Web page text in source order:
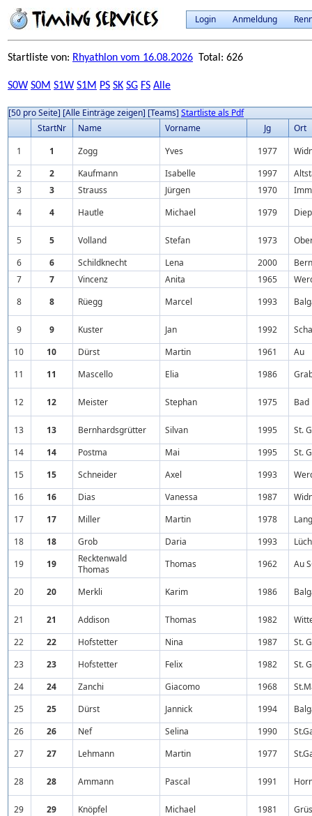
Login Anmeldung
Startliste von: Rhyathlon vom 16.08.2026 Total: 626
S0W S0M S1W S1M PS SK SG FS Alle
[50 pro Seite] [Alle Einträge zeigen] [Teams] Startliste als Pdf
StartNr
Name Vorname Jg
Ort
1
1 Zogg Yves 1977
2
2 Kaufmann Isabelle 1997
3
3 Strauss Jürgen 1970
4
4 Hautle Michael 1979
5 5 Volland Stefan 1973
6
6 Schildknecht Lena 2000
Bern
7
7 Vincenz Anita 1965
8
8 Rüegg Marcel 1993
9 9 Kuster Jan 1992
10
10 Dürst Martin 1961
Au
11
11 Mascello Elia 1986
12 12 Meister Stephan 1975 Bad
13 13 Bernhardsgrütter Silvan 1995
St.
14
14 Postma Mai 1995
St.
15
15 Schneider Axel 1993
16
16 Dias Vanessa 1987
17
17 Miller Martin 1978
18
18 Grob Daria 1993
19
19
Recktenwald
Thomas
Thomas 1962 Au
20 20 Merkli Karim 1986
21 21 Addison Thomas 1982
22
22 Hofstetter Nina 1987
St.
23
23 Hofstetter Felix 1982
St.
24
24 Zanchi Giacomo 1968
25
25 Dürst Jannick 1994
26
26 Nef Selina 1990
27
27 Lehmann Martin 1977
28 28 Ammann Pascal 1991
29 29 Knöpfel Michael 1981